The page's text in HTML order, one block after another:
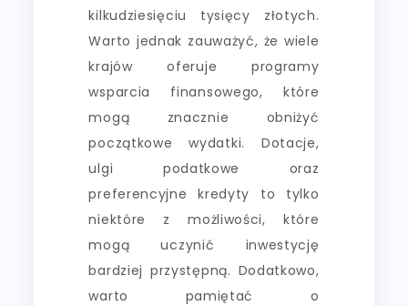
kilkudziesięciu tysięcy złotych.
Warto jednak zauważyć, że wiele
krajów oferuje programy
wsparcia finansowego, które
mogą znacznie obniżyć
początkowe wydatki. Dotacje,
ulgi podatkowe oraz
preferencyjne kredyty to tylko
niektóre z możliwości, które
mogą uczynić inwestycję
bardziej przystępną. Dodatkowo,
warto pamiętać o